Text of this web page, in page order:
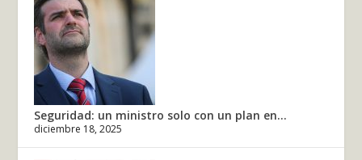
Seguridad: un ministro solo con un plan en...
diciembre 18, 2025